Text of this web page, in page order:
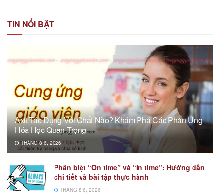
TIN NỔI BẬT
Axit Tác Dụng Với Chất Nào? Khám Phá Các Phản Ứng
Hóa Học Quan Trọng
THÁNG 8 6, 2026
Phân biệt “On time” và “In time”: Hướng dẫn
chi tiết và bài tập thực hành
THÁNG 8 6, 2026